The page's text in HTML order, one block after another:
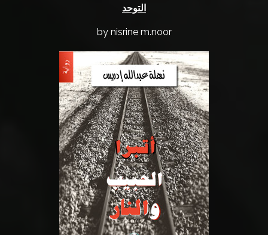
التوحد
by nisrine m.noor